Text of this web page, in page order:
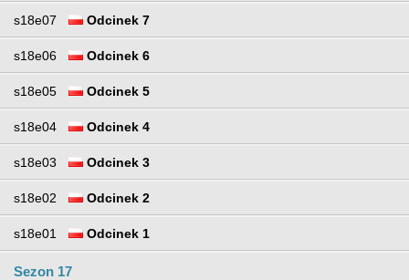
s18e07 Odcinek 7
s18e06 Odcinek 6
s18e05 Odcinek 5
s18e04 Odcinek 4
s18e03 Odcinek 3
s18e02 Odcinek 2
s18e01 Odcinek 1
Sezon 17